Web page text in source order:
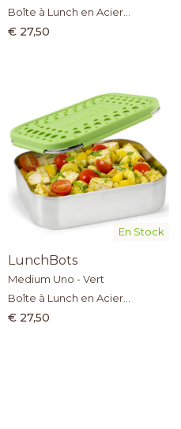
Boîte à Lunch en Acier
Inoxydable
€ 27,50
En Stock
LunchBots
Medium Uno - Vert
Boîte à Lunch en Acier
Inoxydable
€ 27,50